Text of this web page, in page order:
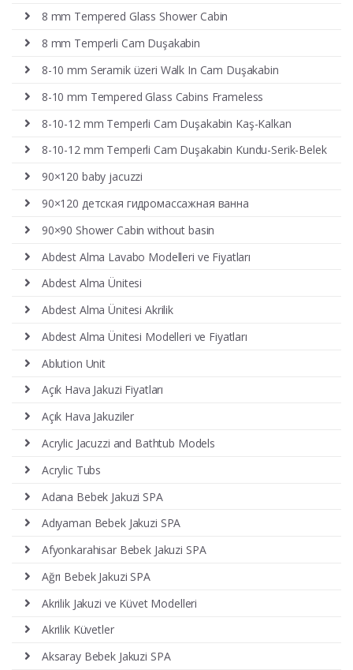
8 mm Tempered Glass Shower Cabin
8 mm Temperli Cam Duşakabin
8-10 mm Seramik üzeri Walk In Cam Duşakabin
8-10 mm Tempered Glass Cabins Frameless
8-10-12 mm Temperli Cam Duşakabin Kaş-Kalkan
8-10-12 mm Temperli Cam Duşakabin Kundu-Serik-Belek
90×120 baby jacuzzi
90×120 детская гидромассажная ванна
90×90 Shower Cabin without basin
Abdest Alma Lavabo Modelleri ve Fiyatları
Abdest Alma Ünitesi
Abdest Alma Ünitesi Akrilik
Abdest Alma Ünitesi Modelleri ve Fiyatları
Ablution Unit
Açık Hava Jakuzi Fiyatları
Açık Hava Jakuziler
Acrylic Jacuzzi and Bathtub Models
Acrylic Tubs
Adana Bebek Jakuzi SPA
Adıyaman Bebek Jakuzi SPA
Afyonkarahisar Bebek Jakuzi SPA
Ağrı Bebek Jakuzi SPA
Akrilik Jakuzi ve Küvet Modelleri
Akrilik Küvetler
Aksaray Bebek Jakuzi SPA